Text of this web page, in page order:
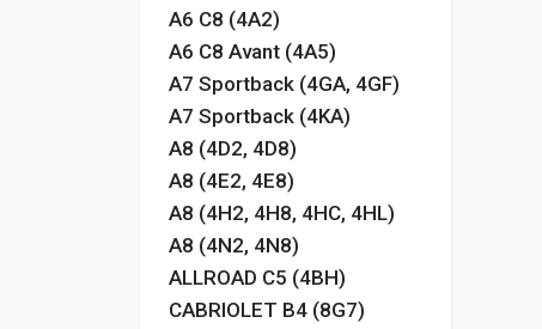
A6 C8 (4A2)
A6 C8 Avant (4A5)
A7 Sportback (4GA, 4GF)
A7 Sportback (4KA)
A8 (4D2, 4D8)
A8 (4E2, 4E8)
A8 (4H2, 4H8, 4HC, 4HL)
A8 (4N2, 4N8)
ALLROAD C5 (4BH)
CABRIOLET B4 (8G7)